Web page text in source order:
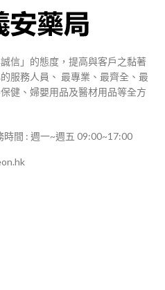
信」的態度，提高與客戶之黏著
服務人員、 最專業、最齊全、最
健、婦嬰用品及醫材用品等全方
間 : 週一~週五 09:00~17:00